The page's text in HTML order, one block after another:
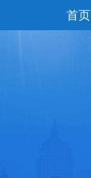
首页